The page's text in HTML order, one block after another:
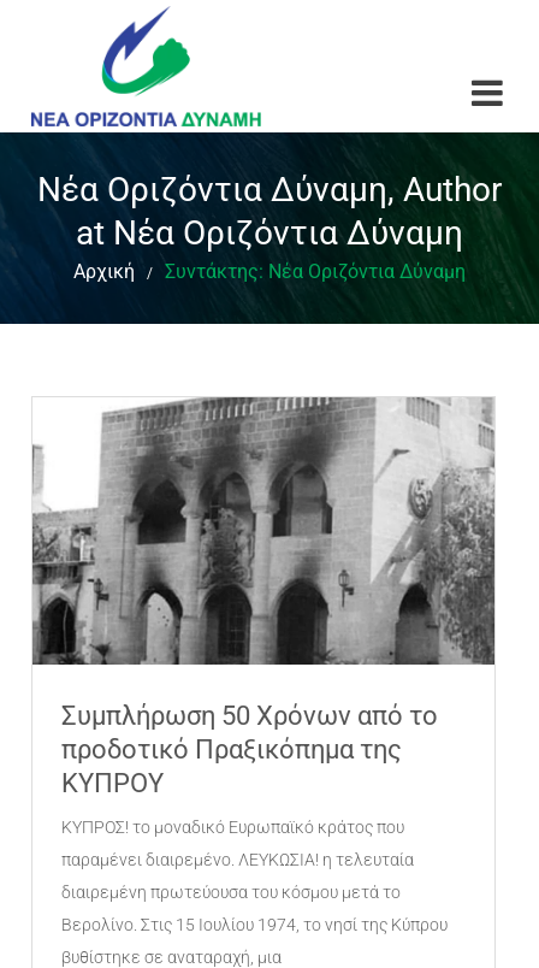
Νέα Οριζόντια Δύναμη, Author
at Νέα Οριζόντια Δύναμη
Αρχική / Συντάκτης: Νέα Οριζόντια Δύναμη
Συμπλήρωση 50 Χρόνων από το
προδοτικό Πραξικόπημα της
ΚΥΠΡΟΥ
ΚΥΠΡΟΣ! το μοναδικό Ευρωπαϊκό κράτος που
παραμένει διαιρεμένο. ΛΕΥΚΩΣΙΑ! η τελευταία
διαιρεμένη πρωτεύουσα του κόσμου μετά το
Βερολίνο. Στις 15 Ιουλίου 1974, το νησί της Κύπρου
βυθίστηκε σε αναταραχή, μια